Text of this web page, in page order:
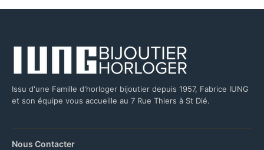
Issu d'une Famille d'horloger bijoutier depuis 1957, Fabrice IUNG
et son équipe vous accueille au 7 Rue Thiers à St Dié.
Nous Contacter